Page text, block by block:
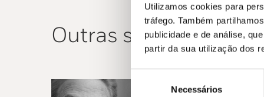
Utilizamos cookies para
tráfego. Também
publicidade e de análise,
partir da sua utilização dos
Necessários
Outras sugestões